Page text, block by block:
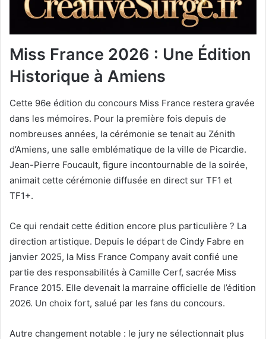
Miss France 2026 : Une Édition
Historique à Amiens
Cette 96e édition du concours Miss France restera gravée
dans les mémoires. Pour la première fois depuis de
nombreuses années, la cérémonie se tenait au Zénith
d’Amiens, une salle emblématique de la ville de Picardie.
Jean-Pierre Foucault, figure incontournable de la soirée,
animait cette cérémonie diffusée en direct sur TF1 et
TF1+.
Ce qui rendait cette édition encore plus particulière ? La
direction artistique. Depuis le départ de Cindy Fabre en
janvier 2025, la Miss France Company avait confié une
partie des responsabilités à Camille Cerf, sacrée Miss
France 2015. Elle devenait la marraine officielle de l’édition
2026. Un choix fort, salué par les fans du concours.
Autre changement notable : le jury ne sélectionnait plus